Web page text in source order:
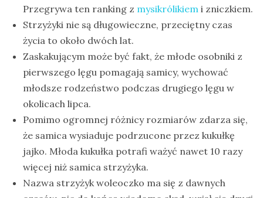
Przegrywa ten ranking z mysikrólikiem i zniczkiem.
Strzyżyki nie są długowieczne, przeciętny czas
życia to około dwóch lat.
Zaskakującym może być fakt, że młode osobniki z
pierwszego lęgu pomagają samicy, wychować
młodsze rodzeństwo podczas drugiego lęgu w
okolicach lipca.
Pomimo ogromnej różnicy rozmiarów zdarza się,
że samica wysiaduje podrzucone przez kukułkę
jajko. Młoda kukułka potrafi ważyć nawet 10 razy
więcej niż samica strzyżyka.
Nazwa strzyżyk woleoczko ma się z dawnych